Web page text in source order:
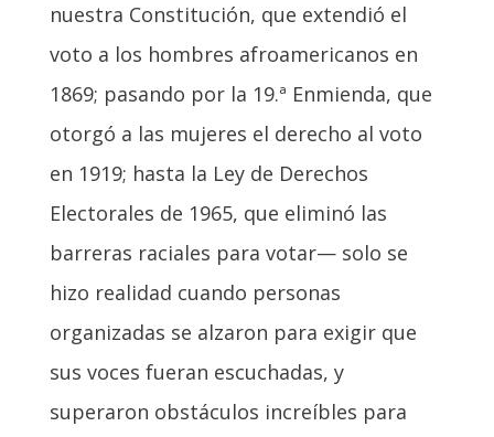
nuestra Constitución, que extendió el
voto a los hombres afroamericanos en
1869; pasando por la 19.ª Enmienda, que
otorgó a las mujeres el derecho al voto
en 1919; hasta la Ley de Derechos
Electorales de 1965, que eliminó las
barreras raciales para votar— solo se
hizo realidad cuando personas
organizadas se alzaron para exigir que
sus voces fueran escuchadas, y
superaron obstáculos increíbles para